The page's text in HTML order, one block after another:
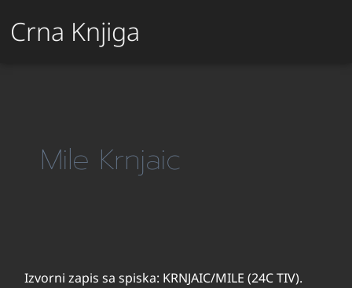
Crna Knjiga
Mile Krnjaic
Izvorni zapis sa spiska: KRNJAIC/MILE (24C TIV).